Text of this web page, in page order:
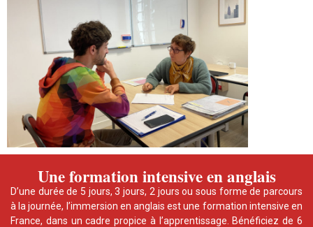
Une formation intensive en anglais
D’une durée de 5 jours, 3 jours, 2 jours ou sous forme de parcours
à la journée, l’immersion en anglais est une formation intensive en
France, dans un cadre propice à l’apprentissage. Bénéficiez de 6